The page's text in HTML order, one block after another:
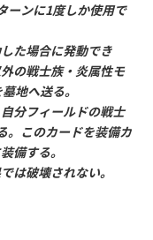
ンに1度しか使用で
た場合に発動でき
の戦士族・炎属性モ
地へ送る。
分フィールドの戦士
。このカードを装備カ
備する。
は破壊されない。